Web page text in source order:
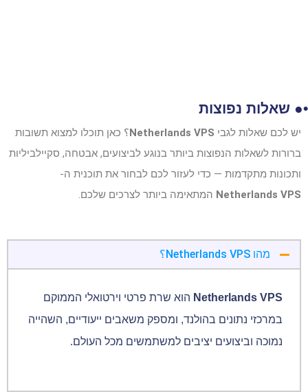
•● שאלות נפוצות
יש לכם שאלות לגבי Netherlands VPS؟ כאן תוכלו למצוא תשובות
ברורות לשאלות הנפוצות ביותר בנוגע לביצועים, אבטחה, סקיילביליות
ותכונות מתקדמות — כדי לעזור לכם לבחור את תוכנית ה-
Netherlands VPS המתאימה ביותר לצרכים שלכם.
מהו Netherlands VPS؟
Netherlands VPS הוא שרת פרטי וירטואלי הממוקם
במרכזי נתונים בהולנד, ומספק משאבים ייעודיים, השהייה
נמוכה וביצועים יציבים למשתמשים מכל העולם.